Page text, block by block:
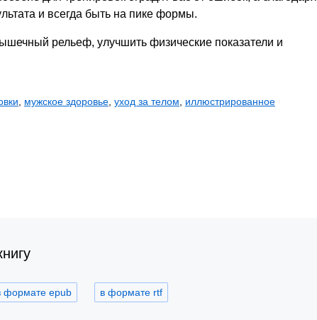
и всегда быть на пике формы.
рельеф, улучшить физические показатели и
мужское здоровье уход за телом
иллюстрированное
формате epub в формате rtf